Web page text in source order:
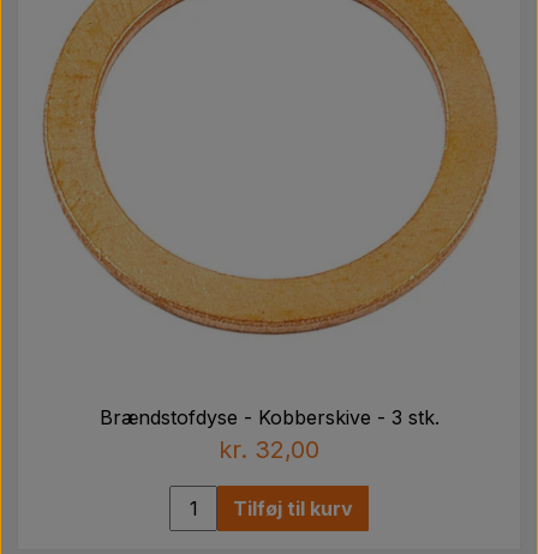
Brændstofdyse - Kobberskive - 3 stk.
kr. 32,00
Tilføj til kurv